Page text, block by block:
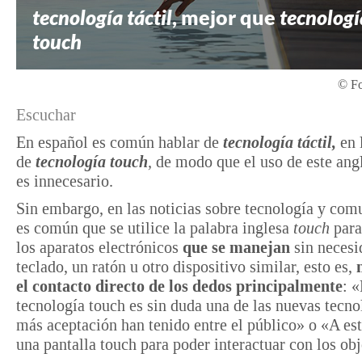
tecnología táctil, mejor que
touch
©
Escuchar
En español es común hablar de tecnología táctil, en
de tecnología touch, de modo que el uso de este
es innecesario.
Sin embargo, en las noticias sobre tecnología y
es común que se utilice la palabra inglesa touch
los aparatos electrónicos que se manejan sin
teclado, un ratón u otro dispositivo similar, esto es,
el contacto directo de los dedos principalmente:
tecnología touch es sin duda una de las nuevas
más aceptación han tenido entre el público» o «A
una pantalla touch para poder interactuar con los